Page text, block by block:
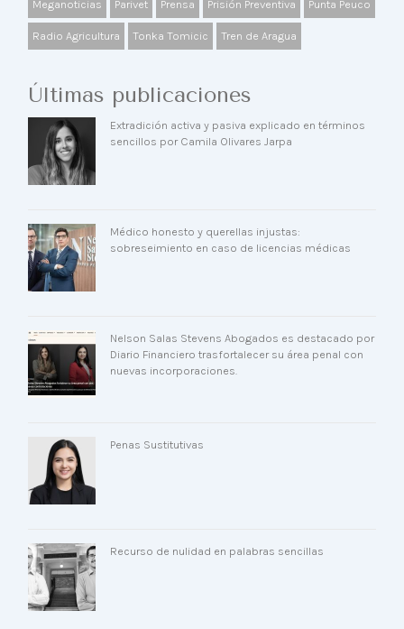
Meganoticias Parivet Prensa Prisión Preventiva Punta Peuco
Radio Agricultura Tonka Tomicic Tren de Aragua
Últimas publicaciones
Extradición activa y pasiva explicado en términos
sencillos por Camila Olivares Jarpa
Médico honesto y querellas injustas:
sobreseimiento en caso de licencias médicas
Nelson Salas Stevens Abogados es destacado por
Diario Financiero trasfortalecer su área penal con
nuevas incorporaciones.
Penas Sustitutivas
Recurso de nulidad en palabras sencillas